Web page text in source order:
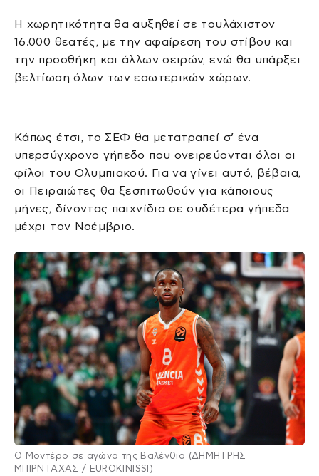
Η χωρητικότητα θα αυξηθεί σε τουλάχιστον
16.000 θεατές, με την αφαίρεση του στίβου και
την προσθήκη και άλλων σειρών, ενώ θα υπάρξει
βελτίωση όλων των εσωτερικών χώρων.
Κάπως έτσι, το ΣΕΦ θα μετατραπεί σ’ ένα
υπερσύγχρονο γήπεδο που ονειρεύονται όλοι οι
φίλοι του Ολυμπιακού. Για να γίνει αυτό, βέβαια,
οι Πειραιώτες θα ξεσπιτωθούν για κάποιους
μήνες, δίνοντας παιχνίδια σε ουδέτερα γήπεδα
μέχρι τον Νοέμβριο.
Ο Μοντέρο σε αγώνα της Βαλένθια (ΔΗΜΗΤΡΗΣ
ΜΠΙΡΝΤΑΧΑΣ / EUROKINISSI)